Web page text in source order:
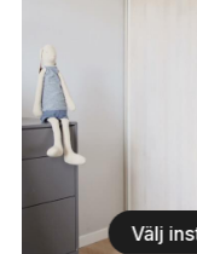
Välj